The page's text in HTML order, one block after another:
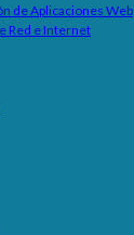
de Aplicaciones Web
Red e Internet